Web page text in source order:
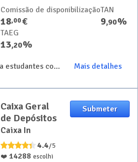
Comissão de disponibilização
18,00€
TAN
9,90%
TAEG
13,20%
Cartão de crédito para estudantes com descontos e benefícios no estrangeiro Mais detalhes
Caixa Geral
de Depósitos
Caixa In
4.4/5
❤️ 14288 escolhi
Submeter